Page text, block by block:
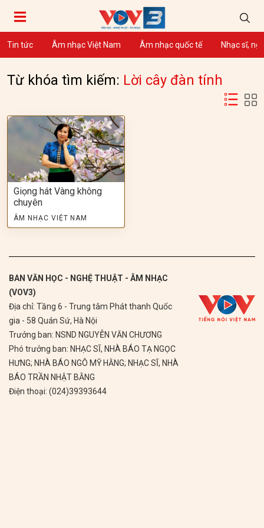
Tin tức Âm nhạc Việt Nam Âm nhạc quốc tế Nhạc sĩ,
Từ khóa tìm kiếm: Lời cây đàn tính
Giọng hát Vàng không
chuyên
ÂM NHẠC VIỆT NAM
BAN VĂN HỌC - NGHỆ THUẬT - ÂM NHẠC
(VOV3)
Địa chỉ: Tầng 6 - Trung tâm Phát thanh Quốc
gia - 58 Quán Sứ, Hà Nội
Trưởng ban: NSND NGUYỄN VĂN CHƯƠNG
Phó trưởng ban: NHẠC SĨ, NHÀ BÁO TẠ NGỌC
HƯNG; NHÀ BÁO NGÔ MỸ HẰNG; NHẠC SĨ, NHÀ
BÁO TRẦN NHẬT BẰNG
Điện thoại: (024)39393644